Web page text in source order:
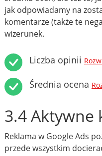
jak odpowiadamy na
komentarze (także te
wizerunek.
Liczba opinii
Średnia ocena
3.4 Aktywne
Reklama w Google Ads
przede wszystkim